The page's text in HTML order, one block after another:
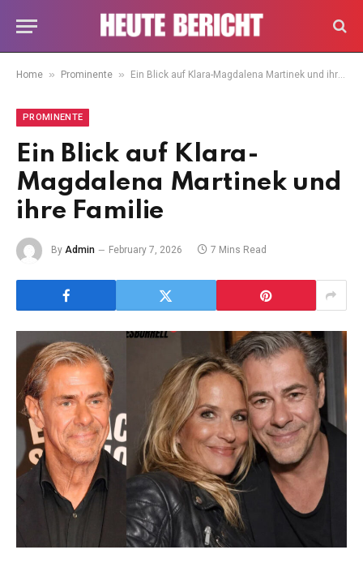
Home » Prominente » Ein Blick auf Klara-Magdalena Martinek und ihre Familie
PROMINENTE
Ein Blick auf Klara-
Magdalena Martinek und
ihre Familie
By Admin February 7, 2026 7 Mins Read